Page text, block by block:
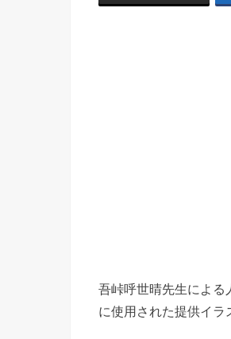
吾峠呼世晴先生による
に使用された提供イラ